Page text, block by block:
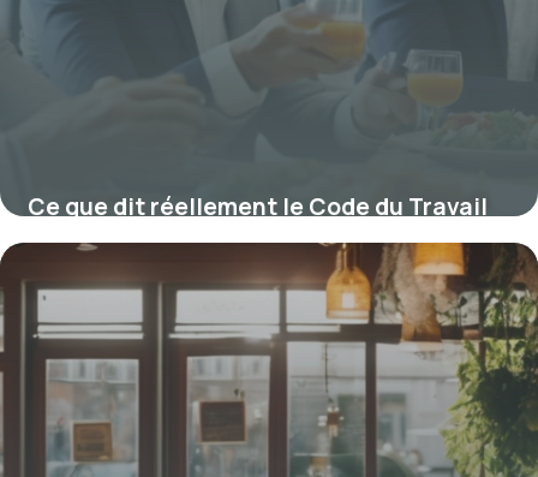
Ce que dit réellement le Code du Travail
sur la pause déjeuner et ses implications
29 janvier 2026